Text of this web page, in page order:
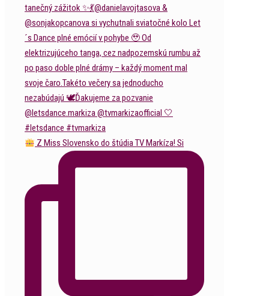
Z Miss Slovensko do štúdia TV Markíza! Si